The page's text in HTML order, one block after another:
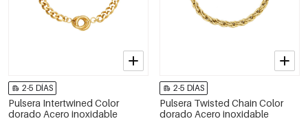
2-5 DÍAS
Pulsera Intertwined Color
dorado Acero inoxidable
2-5 DÍAS
Pulsera Twisted Chain Color
dorado Acero inoxidable